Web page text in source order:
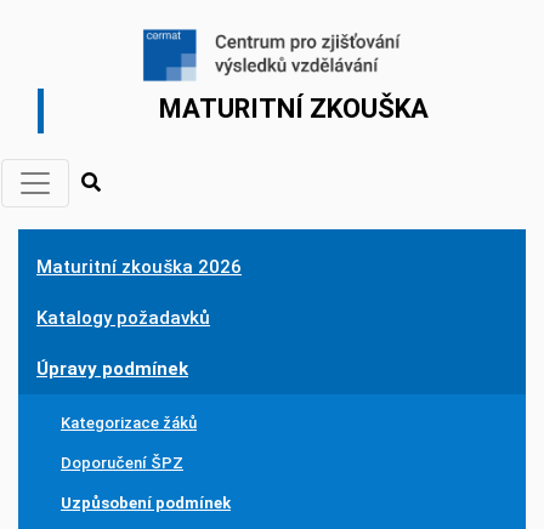
MATURITNÍ ZKOUŠKA
Maturitní zkouška 2026
Katalogy požadavků
Úpravy podmínek
Kategorizace žáků
Doporučení ŠPZ
Uzpůsobení podmínek